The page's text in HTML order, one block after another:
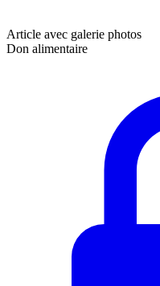
Article avec galerie photos
Don alimentaire